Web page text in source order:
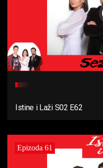
Istine i Laži S02 E62
Epizoda 61